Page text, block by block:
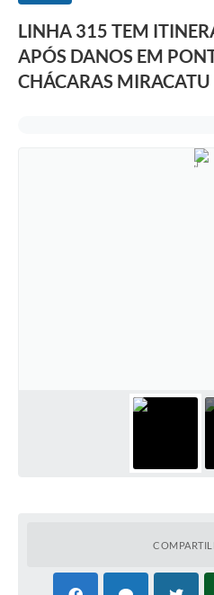
A Prefeitura
Ouvidoria
LINHA 315 TEM
APÓS DANOS EM
CHÁCARAS MIRACATU